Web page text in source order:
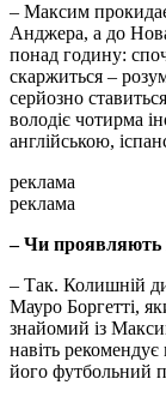
– Максим
Анджера, а до
понад годину:
скаржиться –
серйозно
володіє чотирма
англійською,
реклама
реклама
– Чи проявляють
– Так. Колишній
Мауро Боргетті,
знайомий із
навіть рекомендує
його футбольний